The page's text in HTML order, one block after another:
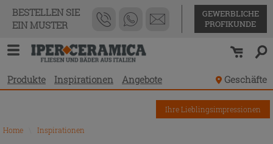
BESTELLEN SIE
EIN MUSTER
GEWERBLICHE
PROFIKUNDE
Produkte Inspirationen Angebote Geschäfte
Home Inspirationen
Ihre Lieblingsimpressionen